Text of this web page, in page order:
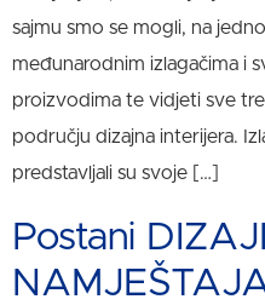
sajmu smo se mogli, na
međunarodnim izlagačima i
proizvodima te vidjeti sve
području dizajna interijera.
predstavljali su svoje […]
Postani